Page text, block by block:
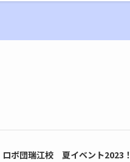
ロボ団瑞江校 夏イベント2023！